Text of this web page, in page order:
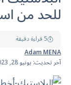
للحد من
آخر تحديث: يونيو 28, 2023 2:49 ص
Adam MENA
5 قراءة دقيقة